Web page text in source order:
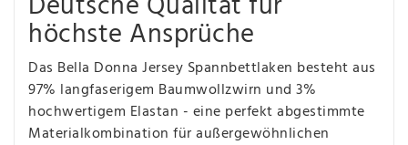
höchste Ansprüche
Das Bella Donna Jersey Spannbettlaken besteht aus
97% langfaserigem Baumwollzwirn und 3%
hochwertigem Elastan - eine perfekt abgestimmte
Materialkombination für außergewöhnlichen